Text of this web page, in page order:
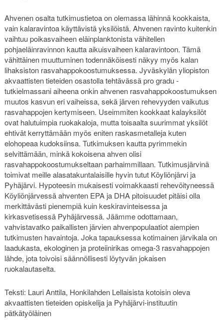
Ahvenen osalta tutkimustietoa on olemassa lähinnä kookkaista,
vain kalaravintoa käyttävistä yksilöistä. Ahvenen ravinto kuitenkin
vaihtuu poikasvaiheen eläinplanktonista vähitellen
pohjaeläinravinnon kautta aikuisvaiheen kalaravintoon. Tämä
vähittäinen muuttuminen todennäköisesti näkyy myös kalan
lihaksiston rasvahappokoostumuksessa. Jyväskylän yliopiston
akvaattisten tieteiden osastolla tehtävässä pro gradu -
tutkielmassani aiheena onkin ahvenen rasvahappokoostumuksen
muutos kasvun eri vaiheissa, sekä järven rehevyyden vaikutus
rasvahappojen kertymiseen. Useimmiten kookkaat kalayksilöt
ovat halutuimpia ruokakaloja, mutta toisaalta suurimmat yksilöt
ehtivät kerryttämään myös eniten raskasmetalleja kuten
elohopeaa kudoksiinsa. Tutkimuksen kautta pyrimmekin
selvittämään, minkä kokoisena ahven olisi
rasvahappokoostumukseltaan parhaimmillaan. Tutkimusjärvinä
toimivat meille alasatakuntalaisille hyvin tutut Köyliönjärvi ja
Pyhäjärvi. Hypoteesin mukaisesti voimakkaasti rehevöityneessä
Köyliönjärvessä ahventen EPA ja DHA pitoisuudet pitäisi olla
merkittävästi pienempiä kuin keskiravinteisessa ja
kirkasvetisessä Pyhäjärvessä. Jäämme odottamaan,
vahvistavatko paikallisten järvien ahvenpopulaatiot aiempien
tutkimusten havaintoja. Joka tapauksessa kotimainen järvikala on
laadukasta, ekologinen ja proteiinirikas omega-3 rasvahappojen
lähde, jota toivoisi säännöllisesti löytyvän jokaisen
ruokalautaselta.
Teksti: Lauri Anttila, Honkilahden Lellaisista kotoisin oleva
akvaattisten tieteiden opiskelija ja Pyhäjärvi-instituutin
pätkätyöläinen